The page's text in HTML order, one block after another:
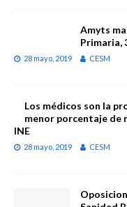
Amyts
Primaria,
28 mayo, 2019 CESM
Los médicos son la
menor porcentaje de
INE
28 mayo, 2019 CESM